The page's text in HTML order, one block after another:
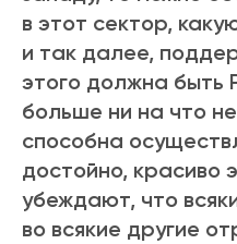
в этот сектор,
и так далее,
этого должна быть
больше ни на что
способна
достойно, красиво
убеждают, что
во всякие другие